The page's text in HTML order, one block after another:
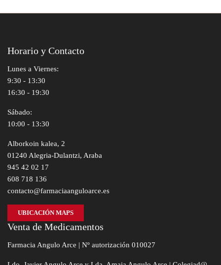
Horario y Contacto
Lunes a Viernes:
9:30 - 13:30
16:30 - 19:30
Sábado:
10:00 - 13:30
Alborkoin kalea, 2
01240 Alegria-Dulantzi, Araba
945 42 02 17
608 718 136
contacto@farmaciaanguloarce.es
UBICACIÓN MAPS
Venta de Medicamentos
Farmacia Angulo Arce | Nº autorización 010027